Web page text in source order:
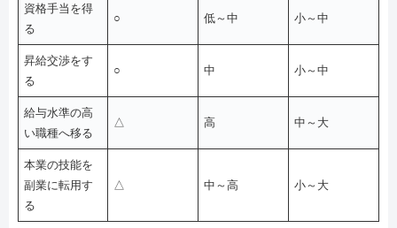
資格手当を得
る
○ 低～中 小～中
昇給交渉をす
る
○ 中 小～中
給与水準の高
い職種へ移る
△ 高 中～大
本業の技能を
副業に転用す
る
△ 中～高 小～大